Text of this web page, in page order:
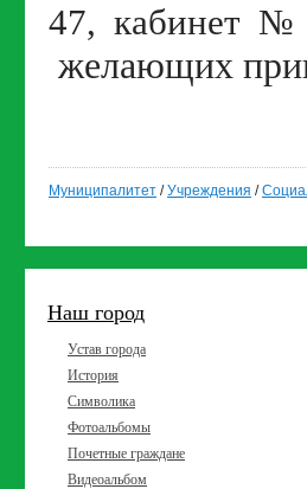
47, кабинет
желающих
Муниципалитет /Учреждения /
Наш город
Устав города
История
Символика
Фотоальбомы
Почетные граждане
Видеоальбом